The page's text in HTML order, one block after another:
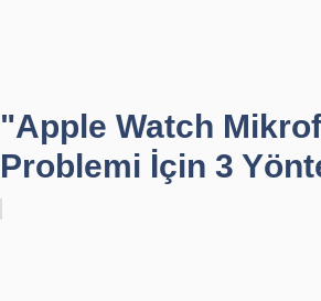
"Apple Watch
Problemi İçin 3